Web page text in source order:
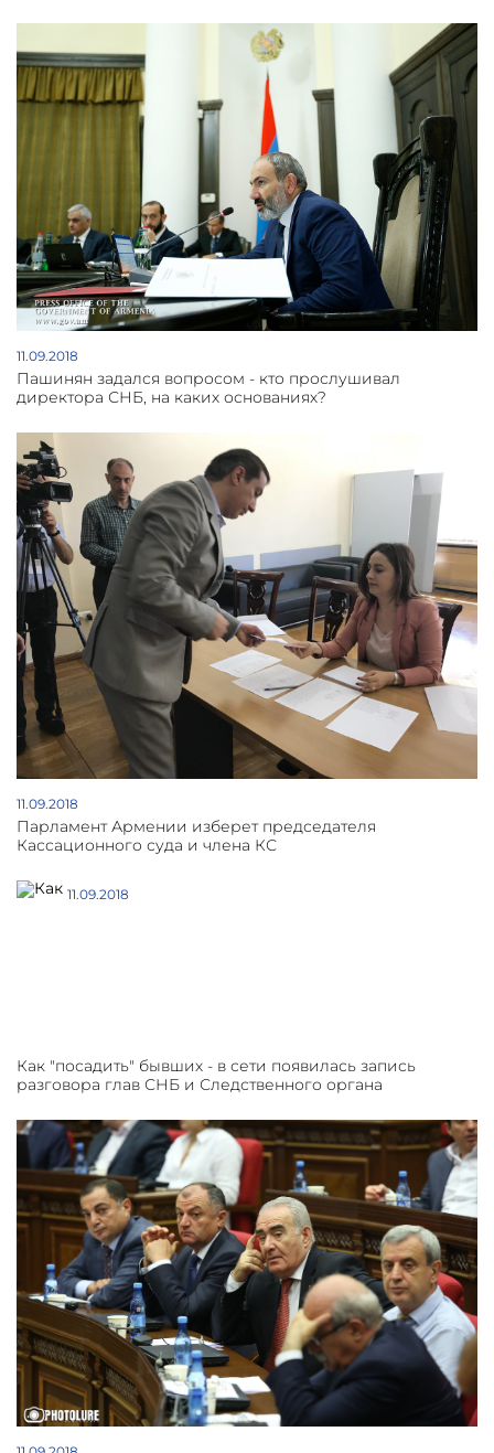
11.09.2018
Пашинян задался вопросом - кто прослушивал
директора СНБ, на каких основаниях?
11.09.2018
Парламент Армении изберет председателя
Кассационного суда и члена КС
11.09.2018
Как "посадить" бывших - в сети появилась запись
разговора глав СНБ и Следственного органа